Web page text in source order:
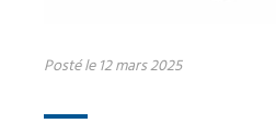
Posté le 12 mars 2025